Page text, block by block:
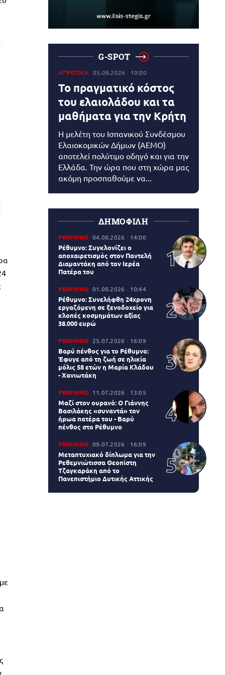
G-SPOT
ΑΓΡΟΤΙΚΑ 05.08.2026 10:00
Το πραγματικό κόστος
του ελαιολάδου και τα
μαθήματα για την Κρήτη
Η μελέτη του Ισπανικού Συνδέσμου
Ελαιοκομικών Δήμων (AEMO)
αποτελεί πολύτιμο οδηγό και για την
Ελλάδα. Την ώρα που στη χώρα μας
ακόμη προσπαθούμε να...
ΔΗΜΟΦΙΛΗ
ΡΕΘΥΜΝΟ 04.08.2026 14:00
Ρέθυμνο: Συγκλονίζει ο
αποχαιρετισμός στον Παντελή
Διαμαντάκη από τον Ιερέα
Πατέρα του
ΡΕΘΥΜΝΟ 01.08.2026 10:44
Ρέθυμνο: Συνελήφθη 24χρονη
εργαζόμενη σε ξενοδοχείο για
κλοπές κοσμημάτων αξίας
38.000 ευρώ
ΡΕΘΥΜΝΟ 25.07.2026 16:09
Βαρύ πένθος για το Ρέθυμνο:
Έφυγε από τη ζωή σε ηλικία
μόλις 58 ετών η Μαρία Κλάδου
- Χανιωτάκη
ΡΕΘΥΜΝΟ 11.07.2026 13:05
Μαζί στον ουρανό: Ο Γιάννης
Βασιλάκης «συναντά» τον
ήρωα πατέρα του - Βαρύ
πένθος στο Ρέθυμνο
ΡΕΘΥΜΝΟ 09.07.2026 16:09
Μεταπτυχιακό δίπλωμα για την
Ρεθεμνιώτισσα Θεοπίστη
Τζαγκαράκη από το
Πανεπιστήμιο Δυτικής Αττικής